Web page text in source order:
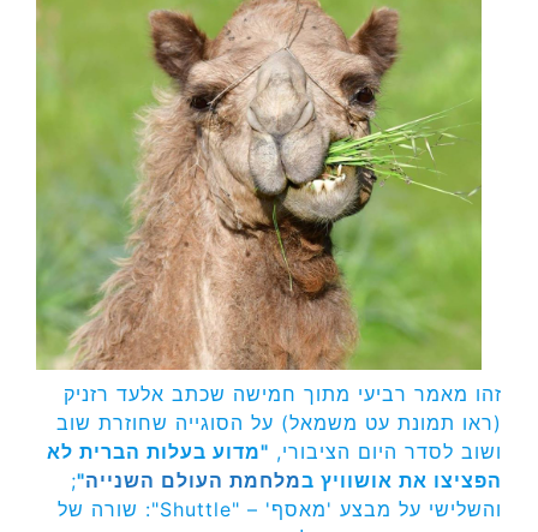
זהו מאמר רביעי מתוך חמישה שכתב אלעד רזניק
(ראו תמונת עט משמאל) על הסוגייה שחוזרת שוב
ושוב לסדר היום הציבורי, "מדוע בעלות הברית לא
הפציצו את אושוויץ במלחמת העולם השנייה"
;
והשלישי על מבצע 'מאסף' – "Shuttle": שורה של